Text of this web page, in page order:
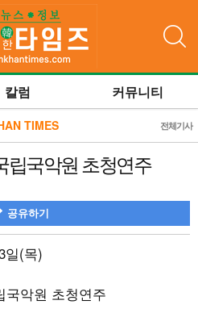
칼럼 커뮤니티
TIMES 전체기사
립국악원 초청연주
공유하기
일(목)
국악원 초청연주